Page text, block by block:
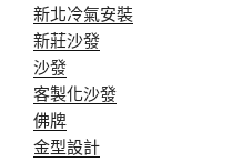
新北冷氣安裝
新莊沙發
沙發
客製化沙發
佛牌
金型設計